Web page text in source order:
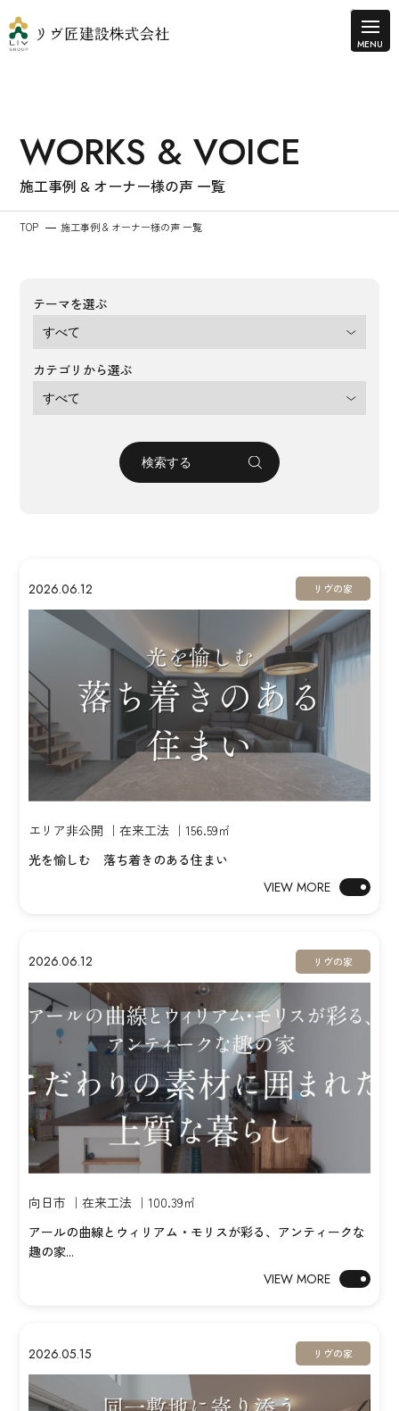
WORKS & VOICE
施工事例 & オーナー様の声 一覧
TOP 施工事例 & オーナー様の声 一覧
テーマを選ぶ
カテゴリから選ぶ
2026.06.12 リヴの家
エリア非公開 ｜在来工法 ｜156.59㎡
光を愉しむ 落ち着きのある住まい
VIEW MORE
2026.06.12 リヴの家
向日市 ｜在来工法 ｜100.39㎡
アールの曲線とウィリアム・モリスが彩る、アンティークな
趣の家...
VIEW MORE
2026.05.15 リヴの家